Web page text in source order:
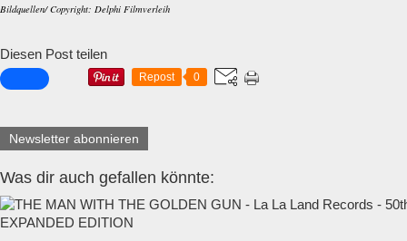
Bildquellen/ Copyright: Delphi Filmverleih
Diesen Post teilen
Repost 0
Newsletter abonnieren
Was dir auch gefallen könnte: